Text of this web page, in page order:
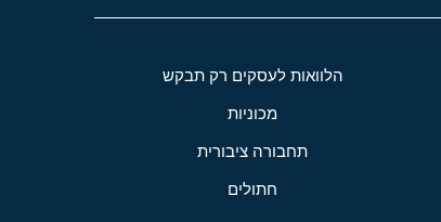
הלוואות לעסקים רק תבקש
מכוניות
תחבורה ציבורית
חתולים